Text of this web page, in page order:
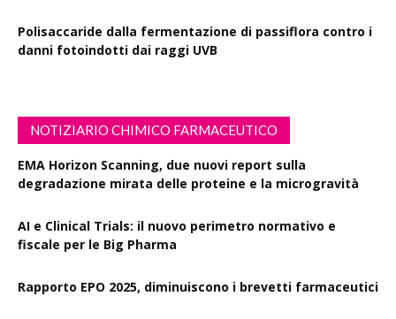
Polisaccaride dalla fermentazione di passiflora contro i
danni fotoindotti dai raggi UVB
NOTIZIARIO CHIMICO FARMACEUTICO
EMA Horizon Scanning, due nuovi report sulla
degradazione mirata delle proteine e la microgravità
AI e Clinical Trials: il nuovo perimetro normativo e
fiscale per le Big Pharma
Rapporto EPO 2025, diminuiscono i brevetti farmaceutici